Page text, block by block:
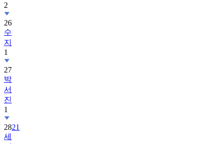
2
26
수
지
1
27
박
서
진
1
2821
세